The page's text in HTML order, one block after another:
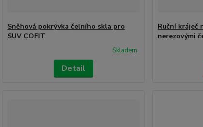
Sněhová pokrývka čelního skla pro
SUV COFIT
Skladem
Detail
Ruční kráječ
nerezovými